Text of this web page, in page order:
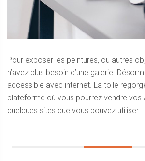
Pour exposer les peintures, ou autres
n’avez plus besoin d’une galerie.
accessible avec internet. La toile
plateforme où vous pourrez vendre vos
quelques sites que vous pouvez utiliser.